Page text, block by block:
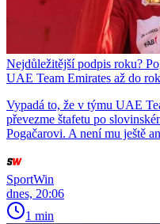
Nejdůležitější podpis roku?
UAE Team Emirates až do
Vypadá to, že v týmu UAE
převezme štafetu po
Pogačarovi. A není mu ještě
SportWin
dnes, 20:06
1 min